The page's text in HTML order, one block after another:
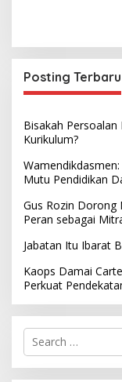
Posting Terbaru
Bisakah Persoalan
Kurikulum?
Mutu Pendidikan
Gus Rozin Dorong
Peran sebagai
Jabatan Itu Ibarat
Kaops Damai
Perkuat
S
r